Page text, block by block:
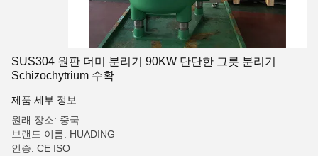
SUS304 원판 더미 분리기 90KW 단단한 그릇 분리기
Schizochytrium 수확
제품 세부 정보
원래 장소: 중국
브랜드 이름: HUADING
인증: CE ISO